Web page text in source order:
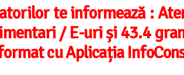
te informează :
/ E-uri și 43.4
cu Aplicația